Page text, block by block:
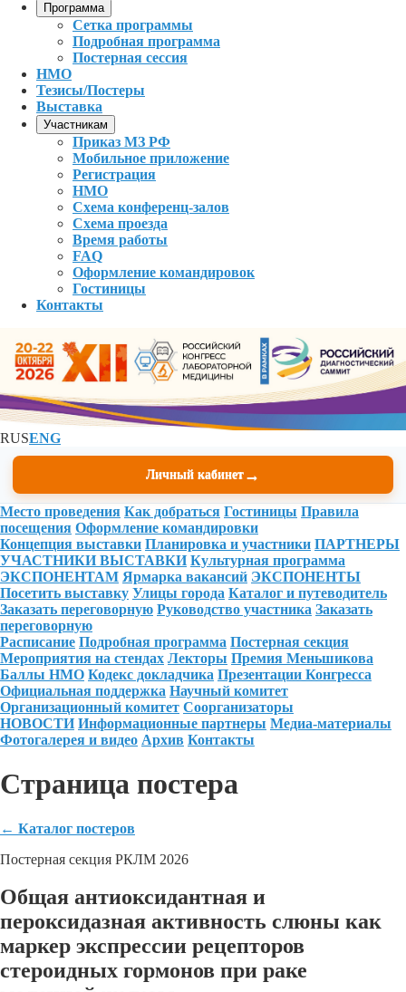
Программа
Сетка программы
Подробная программа
Постерная сессия
НМО
Тезисы/Постеры
Выставка
Участникам
Приказ МЗ РФ
Мобильное приложение
Регистрация
НМО
Схема конференц-залов
Схема проезда
Время работы
FAQ
Оформление командировок
Гостиницы
Контакты
RUSENG
Личный кабинет →
Место проведения Как добраться Гостиницы Правила
посещения Оформление командировки
Концепция выставки Планировка и участники ПАРТНЕРЫ
УЧАСТНИКИ ВЫСТАВКИ Культурная программа
ЭКСПОНЕНТАМ Ярмарка вакансий ЭКСПОНЕНТЫ
Посетить выставку Улицы города Каталог и путеводитель
Заказать переговорную Руководство участника Заказать
переговорную
Расписание Подробная программа Постерная секция
Мероприятия на стендах Лекторы Премия Меньшикова
Баллы НМО Кодекс докладчика Презентации Конгресса
Официальная поддержка Научный комитет
Организационный комитет Соорганизаторы
НОВОСТИ Информационные партнеры Медиа-материалы
Фотогалерея и видео Архив Контакты
Страница постера
← Каталог постеров
Постерная секция РКЛМ 2026
Общая антиоксидантная и
пероксидазная активность слюны как
маркер экспрессии рецепторов
стероидных гормонов при раке